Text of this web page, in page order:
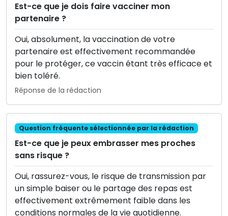
Est-ce que je dois faire vacciner mon
partenaire ?
Oui, absolument, la vaccination de votre
partenaire est effectivement recommandée
pour le protéger, ce vaccin étant très efficace et
bien toléré.
Réponse de la rédaction
Question fréquente sélectionnée par la rédaction
Est-ce que je peux embrasser mes proches
sans risque ?
Oui, rassurez-vous, le risque de transmission par
un simple baiser ou le partage des repas est
effectivement extrêmement faible dans les
conditions normales de la vie quotidienne.